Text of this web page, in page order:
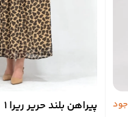
پیراهن بلند حریر ریرا 1